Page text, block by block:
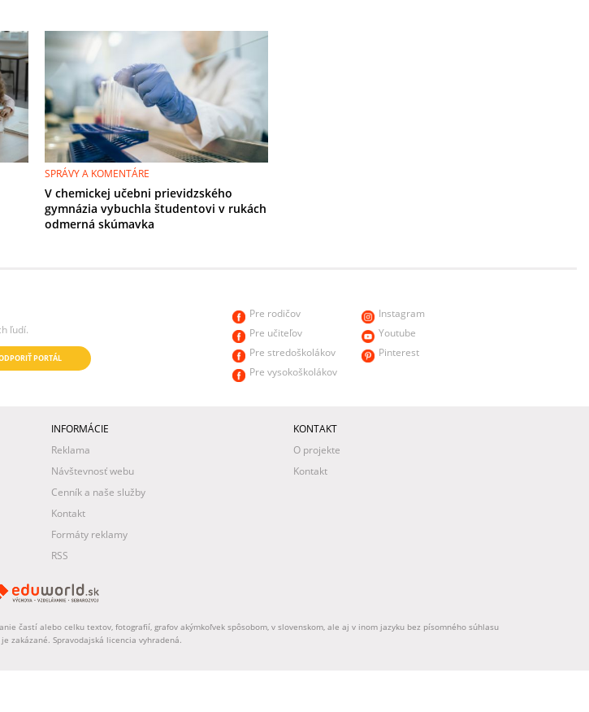
SPRÁVY A KOMENTÁRE
V chemickej učebni prievidzského
gymnázia vybuchla študentovi v rukách
odmerná skúmavka
ľudí.
PORTÁL
Pre rodičov
Pre učiteľov
Pre stredoškolákov
Pre vysokoškolákov
Instagram
Youtube
Pinterest
INFORMÁCIE
Reklama
Návštevnosť webu
Cenník a naše služby
Kontakt
Formáty reklamy
RSS
KONTAKT
O projekte
Kontakt
častí alebo celku textov, fotografií, grafov akýmkoľvek spôsobom, v slovenskom, ale aj v inom jazyku bez písomného súhlasu
zakázané. Spravodajská licencia vyhradená.